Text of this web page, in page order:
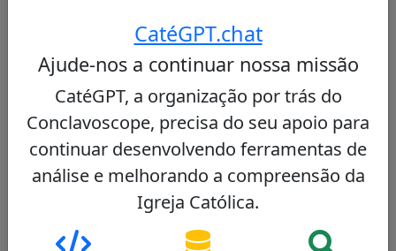
cisterciense, conhecido pelo seu compromisso
equilibrada entre tradição e abertura.
Ver perfil
Paulo Cezar Costa
CatéGPT.chat
Ajude-nos a continuar nossa missão
CatéGPT, a organização por trás do
Conclavoscope, precisa do seu apoio para
continuar desenvolvendo ferramentas de
análise e melhorando a compreensão da
Igreja Católica.